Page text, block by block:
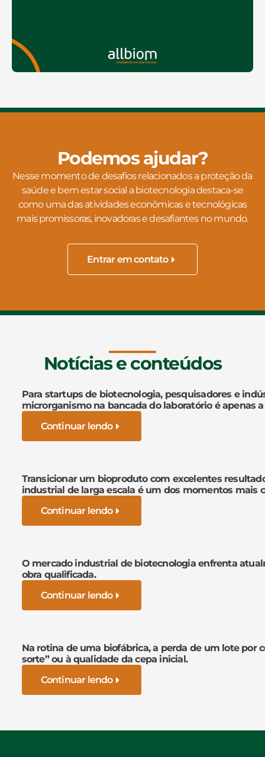
Podemos ajudar?
Nesse momento de desafios relacionados a proteção da
saúde e bem estar social a biotecnologia destaca-se
como uma das atividades econômicas e tecnológicas
mais promissoras, inovadoras e desafiantes no mundo.
Entrar em contato
Notícias e conteúdos
Para startups de biotecnologia, pesquisadores e
microrganismo na bancada do laboratório é apenas
Continuar lendo
Transicionar um bioproduto com excelentes
industrial de larga escala é um dos momentos mais
Continuar lendo
O mercado industrial de biotecnologia enfrenta
obra qualificada.
Continuar lendo
Na rotina de uma biofábrica, a perda de um lote por
sorte” ou à qualidade da cepa inicial.
Continuar lendo